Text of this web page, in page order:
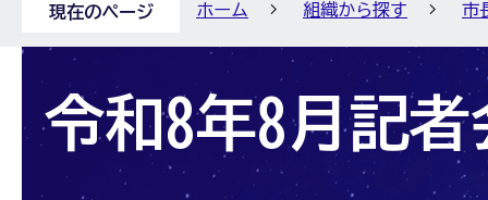
現在のページ ホーム 組織から探す 市
令和8年8月記